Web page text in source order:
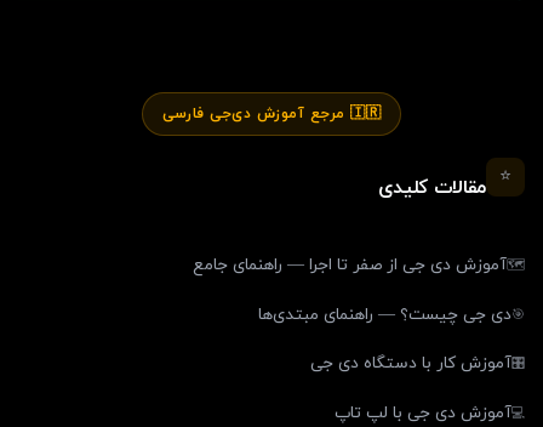
🇮🇷 مرجع آموزش دی‌جی فارسی
⭐ مقالات کلیدی
🗺️آموزش دی جی از صفر تا اجرا — راهنمای جامع
🎯دی جی چیست؟ — راهنمای مبتدی‌ها
🎛️آموزش کار با دستگاه دی جی
💻آموزش دی جی با لپ تاپ